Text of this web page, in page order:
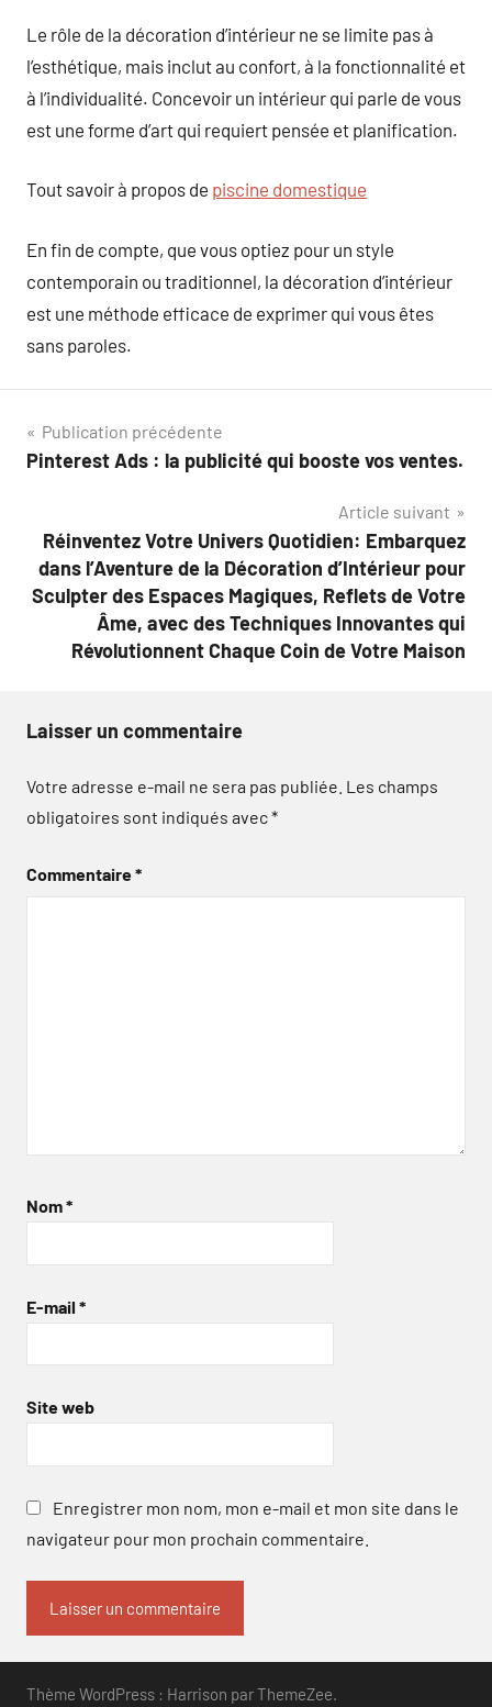
Le rôle de la décoration d’intérieur ne se limite pas à
l’esthétique, mais inclut au confort, à la fonctionnalité et
à l’individualité. Concevoir un intérieur qui parle de vous
est une forme d’art qui requiert pensée et planification.
Tout savoir à propos de piscine domestique
En fin de compte, que vous optiez pour un style
contemporain ou traditionnel, la décoration d’intérieur
est une méthode efficace de exprimer qui vous êtes
sans paroles.
Navigation
de
Publication précédente
Pinterest Ads : la publicité qui booste vos ventes.
Article suivant
Réinventez Votre Univers Quotidien: Embarquez
dans l’Aventure de la Décoration d’Intérieur pour
Sculpter des Espaces Magiques, Reflets de Votre
Âme, avec des Techniques Innovantes qui
Révolutionnent Chaque Coin de Votre Maison
Laisser un commentaire
Votre adresse e-mail ne sera pas publiée. Les champs
obligatoires sont indiqués avec*
Commentaire*
Nom*
E-mail *
Site web
Enregistrer mon nom, mon e-mail et mon site dans le
navigateur pour mon prochain commentaire.
Thème WordPress : Harrison par ThemeZee.